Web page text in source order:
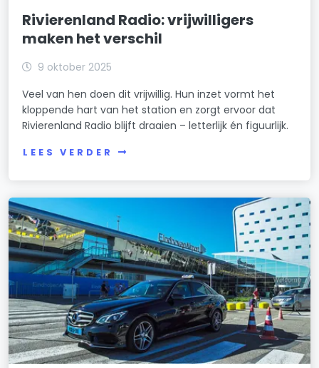
Rivierenland Radio: vrijwilligers
maken het verschil
9 oktober 2025
Veel van hen doen dit vrijwillig. Hun inzet vormt het
kloppende hart van het station en zorgt ervoor dat
Rivierenland Radio blijft draaien – letterlijk én figuurlijk.
LEES VERDER